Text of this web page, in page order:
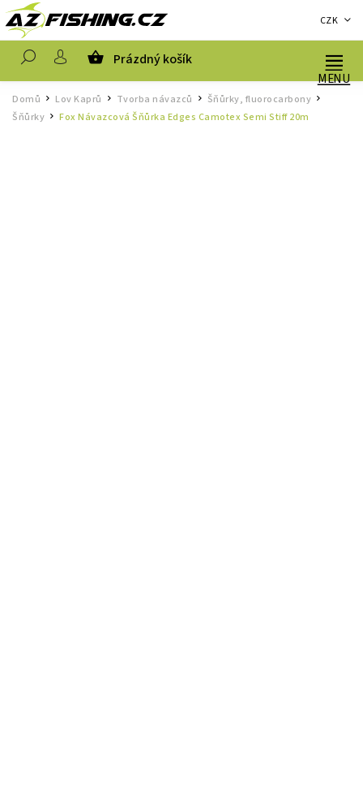
CZK
Prázdný košík
Domů / Lov Kaprů Tvorba návazců Šňůrky, fluorocarbony /
Šňůrky / Fox Návazcová Šňůrka Edges Camotex Semi Stiff 20m